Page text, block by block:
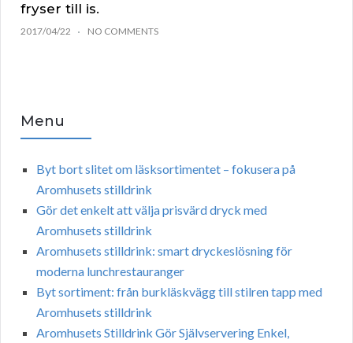
fryser till is.
2017/04/22 NO COMMENTS
Menu
Byt bort slitet om läsksortimentet – fokusera på
Aromhusets stilldrink
Gör det enkelt att välja prisvärd dryck med
Aromhusets stilldrink
Aromhusets stilldrink: smart dryckeslösning för
moderna lunchrestauranger
Byt sortiment: från burkläskvägg till stilren tapp med
Aromhusets stilldrink
Aromhusets Stilldrink Gör Självservering Enkel,